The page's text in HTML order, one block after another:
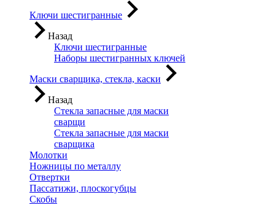
Ключи шестигранные
Назад
Ключи шестигранные
Наборы шестигранных ключей
Маски сварщика, стекла, каски
Назад
Стекла запасные для маски
сварщи
Стекла запасные для маски
сварщика
Молотки
Ножницы по металлу
Отвертки
Пассатижи, плоскогубцы
Скобы